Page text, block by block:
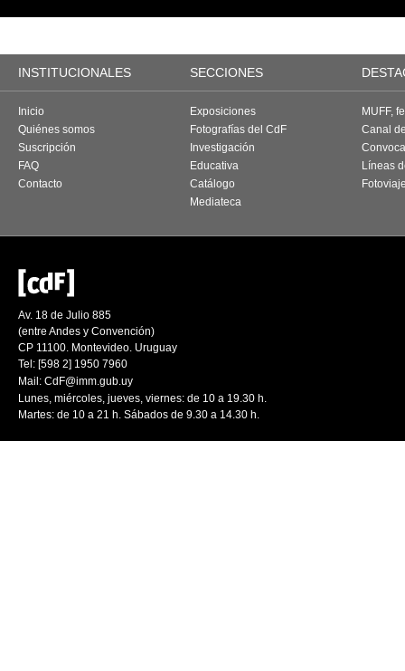
INSTITUCIONALES SECCIONES
Inicio
Quiénes somos
Suscripción
FAQ
Contacto
Exposiciones
Fotografías del CdF
Investigación
Educativa
Catálogo
Mediateca
MUFF,
Canal
Líneas
Av. 18 de Julio 885
(entre Andes y Convención)
CP 11100. Montevideo. Uruguay
Tel: [598 2] 1950 7960
Mail: CdF@imm.gub.uy
Lunes, miércoles, jueves, viernes: de 10 a 19.30 h.
Martes: de 10 a 21 h. Sábados de 9.30 a 14.30 h.